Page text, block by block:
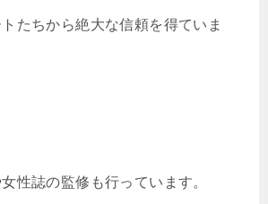
たちから絶大な信頼を得ていま
性誌の監修も行っています。